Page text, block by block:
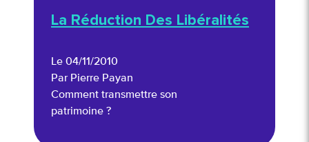
La Réduction Des Libéralités
Le 04/11/2010
Par Pierre Payan
Comment transmettre son
patrimoine ?